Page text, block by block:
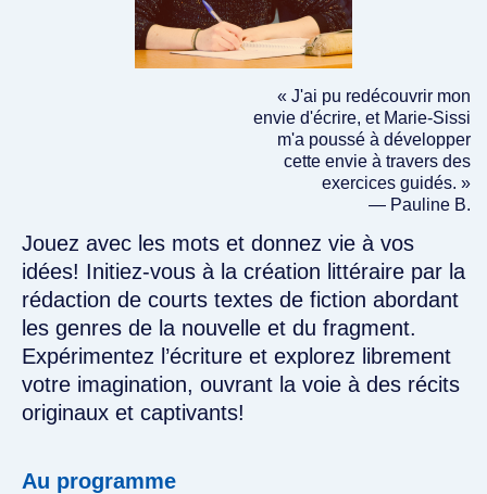
« J'ai pu redécouvrir mon
envie d'écrire, et Marie-Sissi
m'a poussé à développer
cette envie à travers des
exercices guidés. »
— Pauline B.
Jouez avec les mots et donnez vie à vos
idées! Initiez-vous à la création littéraire par la
rédaction de courts textes de fiction abordant
les genres de la nouvelle et du fragment.
Expérimentez l’écriture et explorez librement
votre imagination, ouvrant la voie à des récits
originaux et captivants!
Au programme